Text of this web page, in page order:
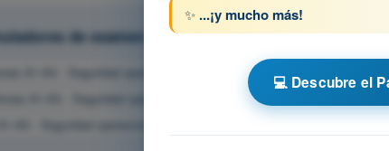
de examen AESA Drones A1-A3
A1-A3 - Seguridad operacional
A1-A3 - Seguridad operacional
A3 - Seguridad operacional
✨ ...¡y mucho más!
💻 Descubre el